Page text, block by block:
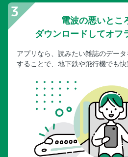
電波の悪いとこ
ダウンロードしてオフ
アプリなら、読みたい雑誌のデー
することで、地下鉄や飛行機でも快